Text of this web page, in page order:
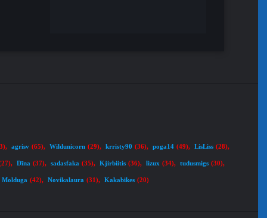
, agrisv (65), Wildunicorn (29), krristy90 (36), poga14 (49), LisLiss (28),
, Dīna (37), sadasfaka (35), Kjirbiitis (36), lizux (34), tudusmigs (30),
Molduga (42), Novikalaura (31), Kakabikes (20)